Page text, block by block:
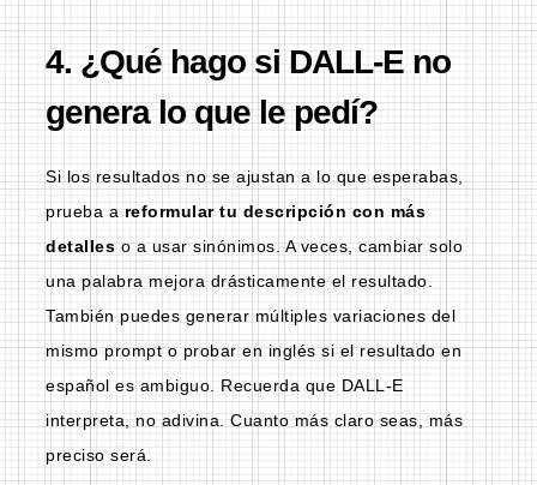
4. ¿Qué hago si DALL-E no
genera lo que le pedí?
Si los resultados no se ajustan a lo que esperabas,
prueba a reformular tu descripción con más
detalleso a usar sinónimos. A veces, cambiar solo
una palabra mejora drásticamente el resultado.
También puedes generar múltiples variaciones del
mismo prompt o probar en inglés si el resultado en
español es ambiguo. Recuerda que DALL-E
interpreta, no adivina. Cuanto más claro seas, más
preciso será.